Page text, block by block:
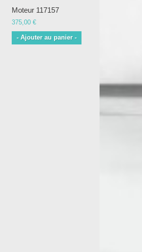
Moteur 117157
375,00 €
- Ajouter au panier -